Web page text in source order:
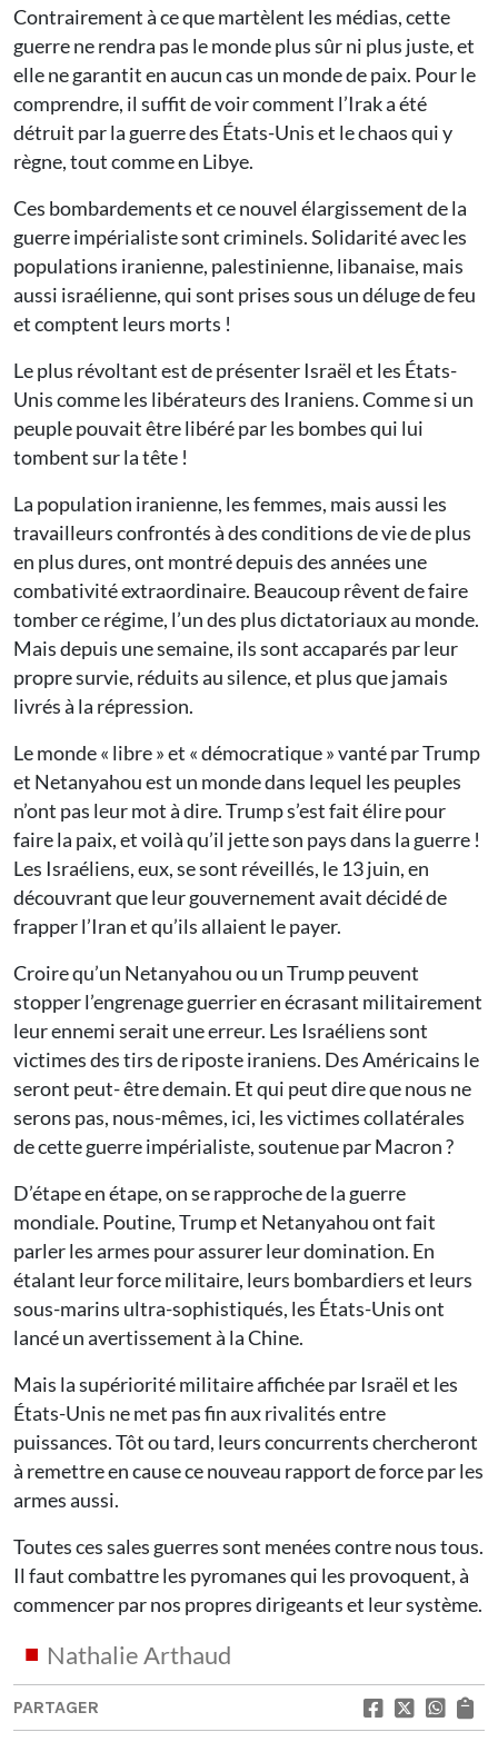
Contrairement à ce que martèlent les médias, cette
guerre ne rendra pas le monde plus sûr ni plus juste, et
elle ne garantit en aucun cas un monde de paix. Pour le
comprendre, il suffit de voir comment l’Irak a été
détruit par la guerre des États-Unis et le chaos qui y
règne, tout comme en Libye.
Ces bombardements et ce nouvel élargissement de la
guerre impérialiste sont criminels. Solidarité avec les
populations iranienne, palestinienne, libanaise, mais
aussi israélienne, qui sont prises sous un déluge de feu
et comptent leurs morts !
Le plus révoltant est de présenter Israël et les États-
Unis comme les libérateurs des Iraniens. Comme si un
peuple pouvait être libéré par les bombes qui lui
tombent sur la tête !
La population iranienne, les femmes, mais aussi les
travailleurs confrontés à des conditions de vie de plus
en plus dures, ont montré depuis des années une
combativité extraordinaire. Beaucoup rêvent de faire
tomber ce régime, l’un des plus dictatoriaux au monde.
Mais depuis une semaine, ils sont accaparés par leur
propre survie, réduits au silence, et plus que jamais
livrés à la répression.
Le monde « libre » et « démocratique » vanté par Trump
et Netanyahou est un monde dans lequel les peuples
n’ont pas leur mot à dire. Trump s’est fait élire pour
faire la paix, et voilà qu’il jette son pays dans la guerre !
Les Israéliens, eux, se sont réveillés, le 13 juin, en
découvrant que leur gouvernement avait décidé de
frapper l’Iran et qu’ils allaient le payer.
Croire qu’un Netanyahou ou un Trump peuvent
stopper l’engrenage guerrier en écrasant militairement
leur ennemi serait une erreur. Les Israéliens sont
victimes des tirs de riposte iraniens. Des Américains le
seront peut- être demain. Et qui peut dire que nous ne
serons pas, nous-mêmes, ici, les victimes collatérales
de cette guerre impérialiste, soutenue par Macron ?
D’étape en étape, on se rapproche de la guerre
mondiale. Poutine, Trump et Netanyahou ont fait
parler les armes pour assurer leur domination. En
étalant leur force militaire, leurs bombardiers et leurs
sous-marins ultra-sophistiqués, les États-Unis ont
lancé un avertissement à la Chine.
Mais la supériorité militaire affichée par Israël et les
États-Unis ne met pas fin aux rivalités entre
puissances. Tôt ou tard, leurs concurrents chercheront
à remettre en cause ce nouveau rapport de force par les
armes aussi.
Toutes ces sales guerres sont menées contre nous tous.
Il faut combattre les pyromanes qui les provoquent, à
commencer par nos propres dirigeants et leur système.
Nathalie Arthaud
PARTAGER